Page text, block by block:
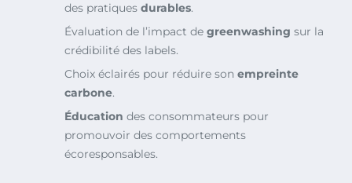
des pratiques durables.
Évaluation de l’impact de greenwashing sur la
crédibilité des labels.
Choix éclairés pour réduire son empreinte
carbone.
Éducation des consommateurs pour
promouvoir des comportements
écoresponsables.